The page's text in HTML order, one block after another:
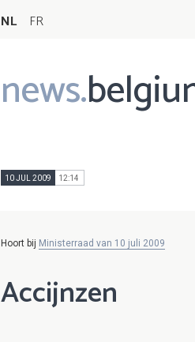
NL FR
news.
Main
navigation
10 JUL 2009 12:14
Hoort bij Ministerraad van 10 juli 2009
Accijnzen